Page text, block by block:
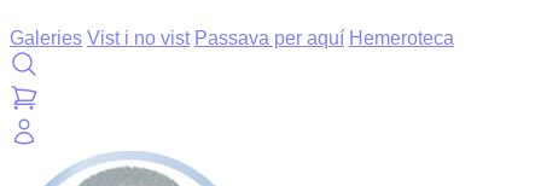
Galeries Vist i no vist Passava per aquí Hemeroteca